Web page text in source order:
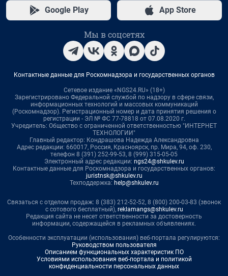
Google Play App Store
Мы в соцсетях
Контактные данные для Роскомнадзора и государственных органов
Сетевое издание «NGS24.RU» (18+)
Зарегистрировано Федеральной службой по надзору в сфере связи,
информационных технологий и массовых коммуникаций
(Роскомнадзор). Регистрационный номер и дата принятия решения о
регистрации - ЭЛ № ФС 77-78818 от 07.08.2020 г.
Учредитель: Общество с ограниченной ответственностью "ИНТЕРНЕТ
ТЕХНОЛОГИИ"
Главный редактор: Кондрашова Надежда Александровна
Адрес редакции: 660017, Россия, Красноярск, пр. Мира, 94, оф. 230,
телефон 8 (391) 252-99-53, 8 (999) 315-05-05
Электронный адрес редакции: ngs24@shkulev.ru
Контактные данные для Роскомнадзора и государственных органов:
juristnsk@shkulev.ru
Техподдержка: help@shkulev.ru
Связаться с отделом продаж: 8 (383) 212-52-52, 8 (800) 200-03-83 (звонок
с сотового бесплатный), reklamangs@shkulev.ru
Редакция сайта не несет ответственности за достоверность
информации, содержащейся в рекламных объявлениях.
Особенности эксплуатации (использования) веб-портала регулируются:
Руководством пользователя
Описанием функциональных характеристик ПО
Условиями использования веб-портала и политикой
конфиденциальности персональных данных